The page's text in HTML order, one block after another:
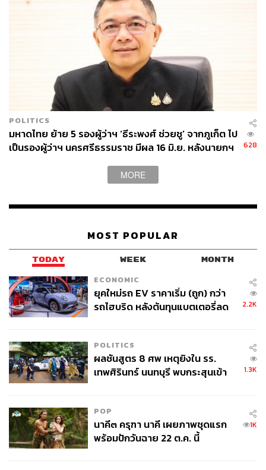
POLITICS
มหาดไทย ย้าย 5 รองผู้ว่าฯ ‘ธีระพงศ์ ช่วยชู’ จากภูเก็ต ไป
เป็นรองผู้ว่าฯ นครศรีธรรมราช มีผล 16 มิ.ย. หลังนายกฯ
628
MORE
MOST POPULAR
TODAY WEEK MONTH
ECONOMIC
ยุคใหม่รถ EV ราคาเริ่ม (ถูก) กว่า
รถไฮบริด หลังต้นทุนแบตเตอรี่ลด
2.2K
POLITICS
ผลชันสูตร 8 ศพ เหตุยิงใน รร.
เทพศิรินทร์ นนทบุรี พบกระสุนเข้า
1.3K
POP
นาคี๓ ครุฑา นาคี เผยภาพชุดแรก
พร้อมปักวันฉาย 22 ต.ค. นี้
1K